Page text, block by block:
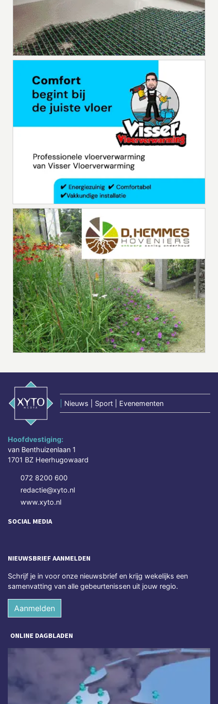
Nieuws | Sport | Evenementen
Hoofdvestiging:
van Benthuizenlaan 1
1701 BZ Heerhugowaard
072 8200 600
redactie@xyto.nl
www.xyto.nl
SOCIAL MEDIA
NIEUWSBRIEF AANMELDEN
Schrijf je in voor onze nieuwsbrief en krijg wekelijks een
samenvatting van alle gebeurtenissen uit jouw regio.
Aanmelden
ONLINE DAGBLADEN